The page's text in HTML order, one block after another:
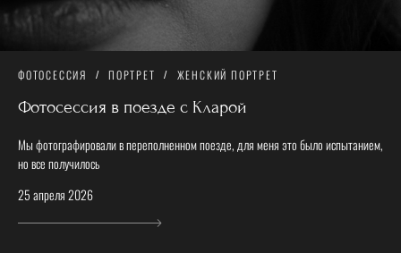
ФОТОСЕССИЯ ПОРТРЕТ ЖЕНСКИЙ ПОРТРЕТ
Фотосессия в поезде с Кларой
Мы фотографировали в переполненном поезде, для меня это было испытанием,
но все получилось
25 апреля 2026